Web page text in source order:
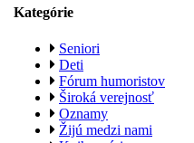
Kategórie
Seniori
Deti
Fórum humoristov
Široká verejnosť
Oznamy
Žijú medzi nami